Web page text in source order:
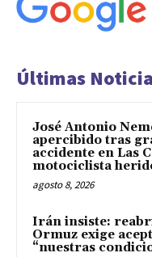
Últimas
José Antonio
apercibido tras
accidente en Las
motociclista
agosto 8, 2026
Irán insiste:
Ormuz exige
“nuestras